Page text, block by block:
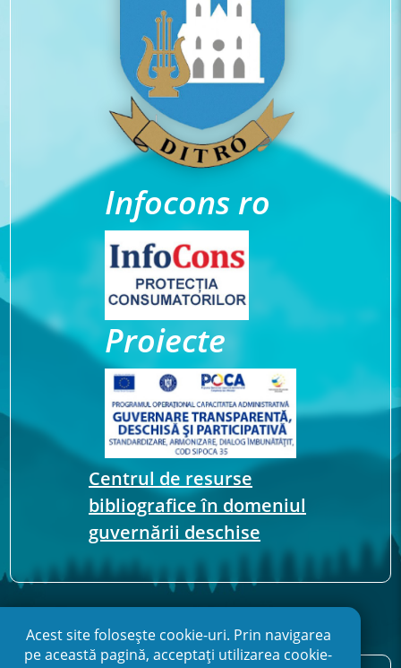
Infocons ro
Proiecte
Centrul de resurse
bibliografice în domeniul
guvernării deschise
Acest site folosește cookie-uri. Prin navigarea
pe această pagină, acceptați utilizarea cookie-